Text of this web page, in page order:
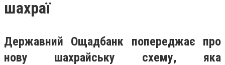
шахраї
Державний Ощадбанк попереджає про
нову шахрайську схему, яка